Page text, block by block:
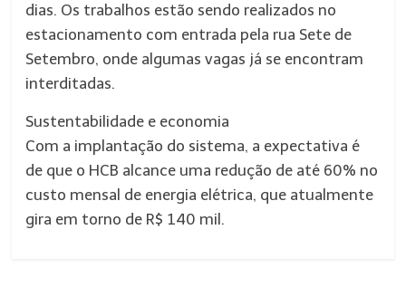
dias. Os trabalhos estão sendo realizados no
estacionamento com entrada pela rua Sete de
Setembro, onde algumas vagas já se encontram
interditadas.
Sustentabilidade e economia
Com a implantação do sistema, a expectativa é
de que o HCB alcance uma redução de até 60% no
custo mensal de energia elétrica, que atualmente
gira em torno de R$ 140 mil.